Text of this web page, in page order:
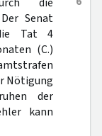
Senat
Tat 4
(C.)
Nötigung
der
kann